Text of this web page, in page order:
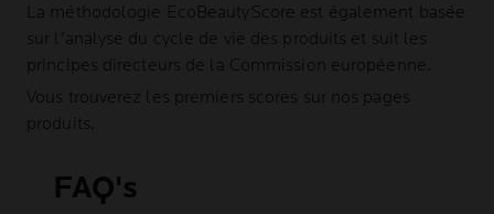
La méthodologie EcoBeautyScore est également basée
sur l'analyse du cycle de vie des produits et suit les
principes directeurs de la Commission européenne.
Vous trouverez les premiers scores sur nos pages
produits.
FAQ's